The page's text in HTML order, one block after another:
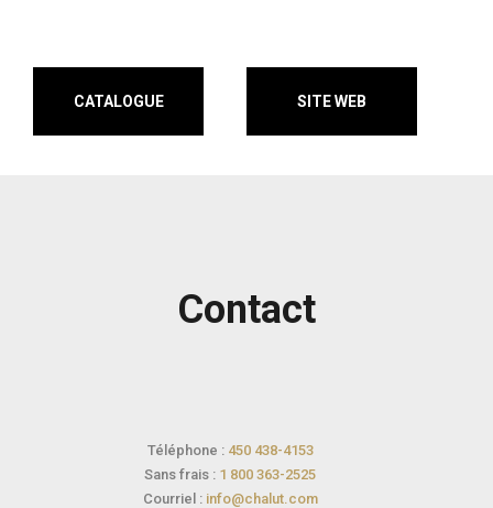
CATALOGUE SITE WEB
Contact
Téléphone : 450 438-4153
Sans frais : 1 800 363-2525
Courriel : info@chalut.com